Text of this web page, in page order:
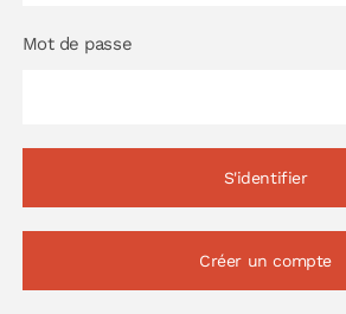
Mot de passe
Créer un compte